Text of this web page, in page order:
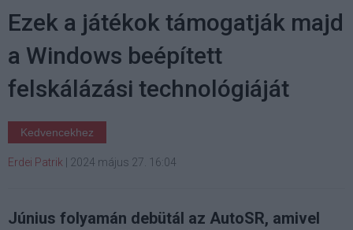
Ezek a játékok támogatják majd
a Windows beépített
felskálázási technológiáját
Kedvencekhez
Erdei Patrik 2024 május 27. 16:04
Június folyamán debütál az AutoSR, amivel